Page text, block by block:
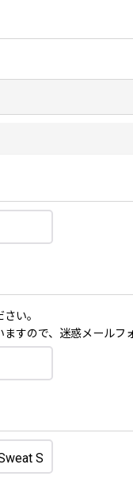
い。
すので、迷惑メールフ